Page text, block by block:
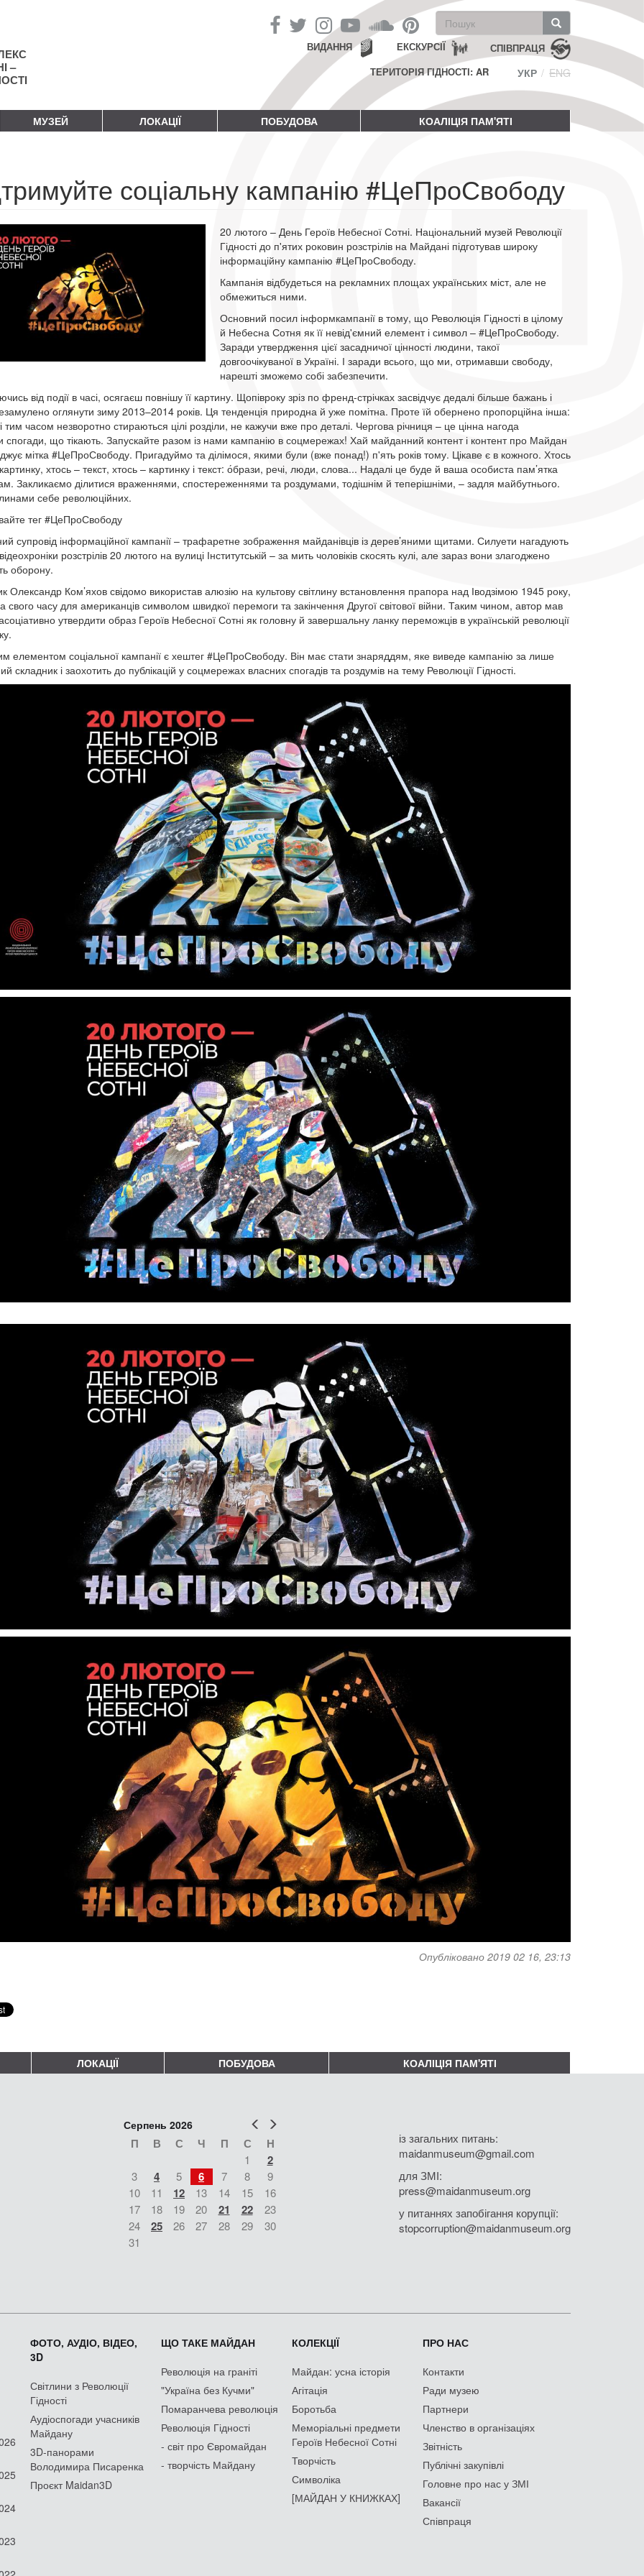
–
Пошукова
форма
Пошук СПІВПРАЦЯ
ЕКСКУРСІЇ
ВИДАННЯ
ТЕРИТОРІЯ ГІДНОСТІ: AR
УКР ENG
МУЗЕЙ ЛОКАЦІЇ ПОБУДОВА КОАЛІЦІЯ ПАМ'ЯТІ
соціальну кампанію #ЦеПроСвободу
20 лютого – День Героїв Небесної Сотні. Національний музей Революції
Гідності до п'ятих роковин розстрілів на Майдані підготував широку
інформаційну кампанію #ЦеПроСвободу.
Кампанія відбудеться на рекламних площах українських міст, але не
обмежиться ними.
Основний посил інформкампанії в тому, що Революція Гідності в цілому
й Небесна Сотня як її невід'ємний елемент і символ – #ЦеПроСвободу.
Заради утвердження цієї засадничої цінності людини, такої
довгоочікуваної в Україні. І заради всього, що ми, отримавши свободу,
нарешті зможемо собі забезпечити.
від події в часі, осягаєш повнішу її картину. Щопівроку зріз по френд-стрічках засвідчує дедалі більше бажань і
оглянути зиму 2013–2014 років. Ця тенденція природна й уже помітна. Проте їй обернено пропорційна інша:
тим часом незворотно стираються цілі розділи, не кажучи вже про деталі. Чергова річниця – це цінна нагода
спогади, що тікають. Запускайте разом із нами кампанію в соцмережах! Хай майданний контент і контент про Майдан
мітка #ЦеПроСвободу. Пригадуймо та ділімося, якими були (вже понад!) п'ять років тому. Цікаве є в кожного. Хтось
хтось – текст, хтось – картинку і текст: о́брази, речі, люди, слова... Надалі це буде й ваша особиста пам’ятка
Закликаємо ділитися враженнями, спостереженнями та роздумами, тодішнім й теперішніми, – задля майбутнього.
себе революційних.
тег #ЦеПроСвободу
супровід інформаційної кампанії – трафаретне зображення майданівців із дерев’яними щитами. Силуети нагадують
розстрілів 20 лютого на вулиці Інститутській – за мить чоловіків скосять кулі, але зараз вони злагоджено
оборону.
Олександр Ком’яхов свідомо використав алюзію на культову світлину встановлення прапора над Іводзімою 1945 року,
свого часу для американців символом швидкої перемоги та закінчення Другої світової війни. Таким чином, автор мав
утвердити образ Героїв Небесної Сотні як головну й завершальну ланку переможців в українській революції
елементом соціальної кампанії є хештег #ЦеПроСвободу. Він має стати знаряддям, яке виведе кампанію за лише
складник і заохотить до публікацій у соцмережах власних спогадів та роздумів на тему Революції Гідності.
Опубліковано 2019 02 16, 23:13
ЛОКАЦІЇ ПОБУДОВА КОАЛІЦІЯ ПАМ'ЯТІ
Попер
Серпень 2026
П В С Ч П С Н
1 2
3 4 5 6 7 8
9
10
11 12 13 14 15
16
17
18 19 20 21 22
23
24
25 26 27 28 29
30
31
із загальних питань:
maidanmuseum@gmail.com
для ЗМІ:
press@maidanmuseum.org
у питаннях запобігання корупції:
stopcorruption@maidanmuseum.org
ФОТО, АУДІО, ВІДЕО,
3D
Світлини з Революції
Гідності
Аудіоспогади учасників
Майдану
3D-панорами
Володимира Писаренка
Проєкт Maidan3D
ЩО ТАКЕ МАЙДАН
Революція на граніті
"Україна без Кучми"
Помаранчева революція
Революція Гідності
- світ про Євромайдан
- творчість Майдану
КОЛЕКЦІЇ
Майдан: усна історія
Агітація
Боротьба
Меморіальні предмети
Героїв Небесної Сотні
Творчість
Символіка
[МАЙДАН У КНИЖКАХ]
ПРО НАС
Контакти
Ради музею
Партнери
Членство в організаціях
Звітність
Публічні закупівлі
Головне про нас у ЗМІ
Вакансії
Співпраця